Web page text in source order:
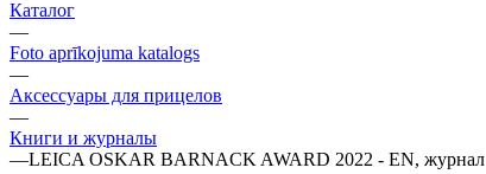
Каталог
—
Foto aprīkojuma katalogs
—
Аксессуары для прицелов
—
Книги и журналы
—LEICA OSKAR BARNACK AWARD 2022 - EN, журнал